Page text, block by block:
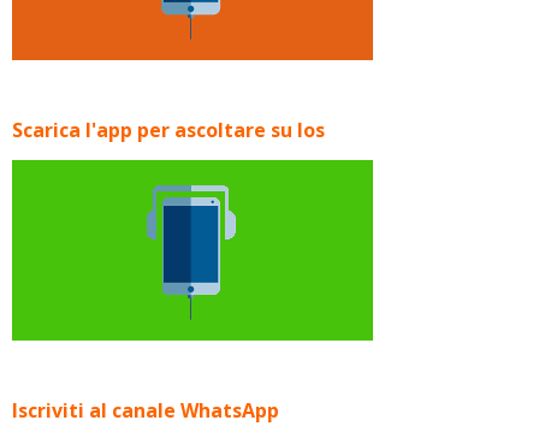
Scarica l'app per ascoltare su Ios
Iscriviti al canale WhatsApp